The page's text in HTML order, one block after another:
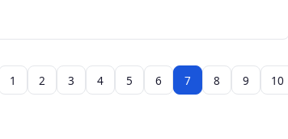
1 2 3 4 5 6 7 8 9 10